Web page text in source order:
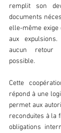
remplit son
documents
elle-même
aux
aucun retour
possible.
Cette
répond à une
permet aux
reconduites à la
obligations